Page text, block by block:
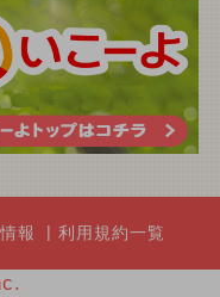
報 利用規約一覧